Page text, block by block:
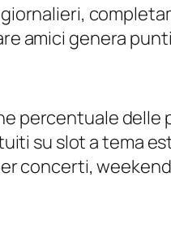
amici genera
percentuale delle
su slot a tema
concerti,